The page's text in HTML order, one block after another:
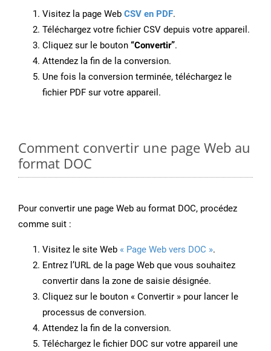
Visitez la page Web CSV en PDF.
Téléchargez votre fichier CSV depuis votre appareil.
Cliquez sur le bouton “Convertir”.
Attendez la fin de la conversion.
Une fois la conversion terminée, téléchargez le
fichier PDF sur votre appareil.
Comment convertir une page Web au
format DOC
Pour convertir une page Web au format DOC, procédez
comme suit :
Visitez le site Web « Page Web vers DOC ».
Entrez l’URL de la page Web que vous souhaitez
convertir dans la zone de saisie désignée.
Cliquez sur le bouton « Convertir » pour lancer le
processus de conversion.
Attendez la fin de la conversion.
Téléchargez le fichier DOC sur votre appareil une